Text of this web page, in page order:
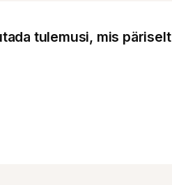
tulemusi, mis päriselt